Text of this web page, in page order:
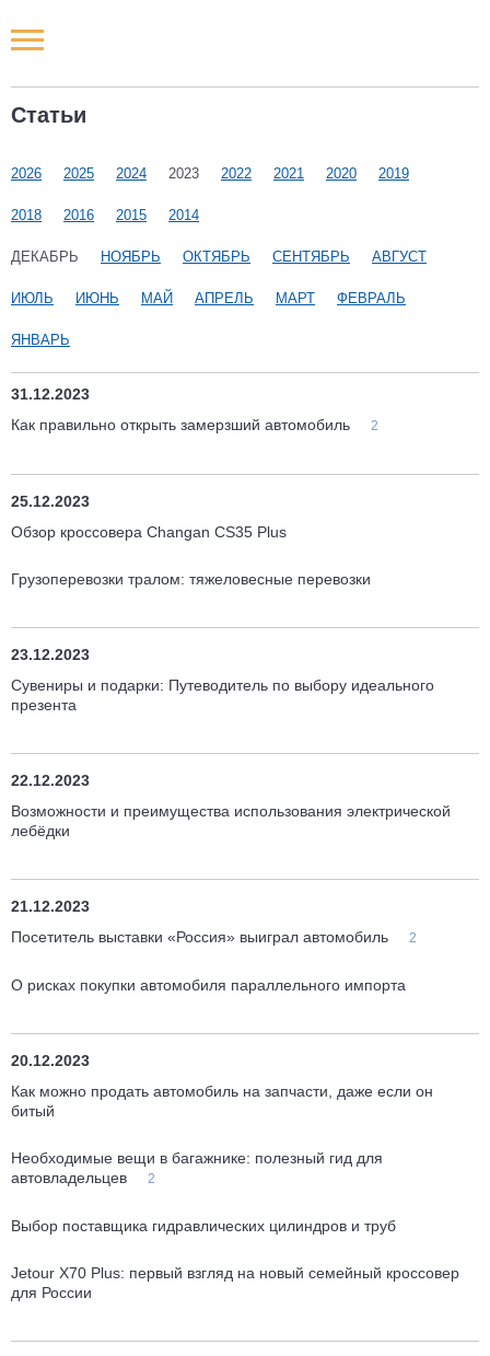
Статьи
2026 2025 2024 2023 2022 2021 2020 2019
2018 2016 2015 2014
ДЕКАБРЬ НОЯБРЬ ОКТЯБРЬ СЕНТЯБРЬ АВГУСТ
ИЮЛЬ ИЮНЬ МАЙ АПРЕЛЬ МАРТ ФЕВРАЛЬ
ЯНВАРЬ
31.12.2023
Как правильно открыть замерзший автомобиль
2
25.12.2023
Обзор кроссовера Changan CS35 Plus
Грузоперевозки тралом: тяжеловесные перевозки
23.12.2023
Сувениры и подарки: Путеводитель по выбору идеального
презента
22.12.2023
Возможности и преимущества использования электрической
лебёдки
21.12.2023
Посетитель выставки «Россия» выиграл автомобиль
2
О рисках покупки автомобиля параллельного импорта
20.12.2023
Как можно продать автомобиль на запчасти, даже если он
битый
Необходимые вещи в багажнике: полезный гид для
автовладельцев
2
Выбор поставщика гидравлических цилиндров и труб
Jetour X70 Plus: первый взгляд на новый семейный кроссовер
для России
Новости РФ
Наши мероприятия
Статьи